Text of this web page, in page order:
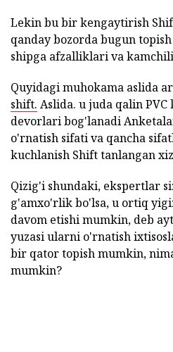
Lekin bu bir kengaytirish
qanday bozorda bugun
shipga afzalliklari va
Quyidagi muhokama aslida
shift. Aslida. u juda qalin
devorlari bog'lanadi
o'rnatish sifati va qancha
kuchlanish Shift tanlangan
Qizig'i shundaki, ekspertlar
g'amxo'rlik bo'lsa, u ortiq
davom etishi mumkin, deb
yuzasi ularni o'rnatish
bir qator topish mumkin,
mumkin?